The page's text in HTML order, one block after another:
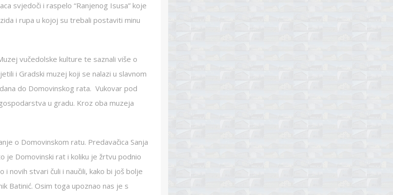
svjedoči i raspelo “Ranjenog Isusa” koje
i rupa u kojoj su trebali postaviti minu
vučedolske kulture te saznali više o
i Gradski muzej koji se nalazi u slavnom
do Domovinskog rata. Vukovar pod
u gradu. Kroz oba muzeja
o Domovinskom ratu. Predavačica Sanja
je Domovinski rat i koliku je žrtvu podnio
novih stvari čuli i naučili, kako bi još bolje
Batinić. Osim toga upoznao nas je s